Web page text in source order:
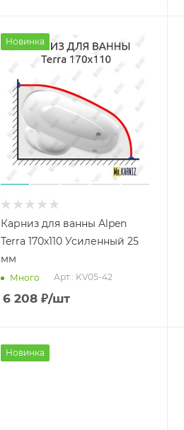
Новинка
Карниз для ванны Alpen
Terra 170х110 Усиленный 25
мм
Много Арт.: KV05-42
6 208₽/шт
Новинка